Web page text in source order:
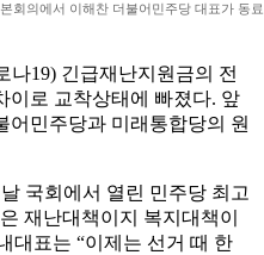
회의에서 이해찬 더불어민주당 대표가 동
나19) 긴급재난지원금의 전
이로 교착상태에 빠졌다. 앞
어민주당과 미래통합당의 원
국회에서 열린 민주당 최고
재난대책이지 복지대책이
대표는 “이제는 선거 때 한